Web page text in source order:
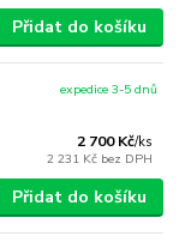
Přidat do košíku
2 700 Kč/ks
2 231 Kč bez DPH
expedice 3-5 dnů
Přidat do košíku